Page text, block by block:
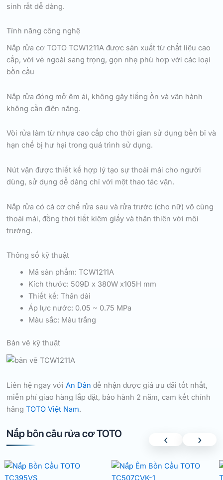
sinh rất dễ dàng.
Tính năng công nghệ
Nắp rửa cơ TOTO TCW1211A được sản xuất từ chất liệu cao
cấp, với vẻ ngoài sang trọng, gọn nhẹ phù hợp với các loại
bồn cầu
Nắp rửa đóng mở êm ái, không gây tiếng ồn và vận hành
không cần điện năng.
Vòi rửa làm từ nhựa cao cấp cho thời gian sử dụng bền bỉ và
hạn chế bị hư hại trong quá trình sử dụng.
Nút vặn được thiết kế hợp lý tạo sự thoải mái cho người
dùng, sử dụng dễ dàng chỉ với một thao tác vặn.
Nắp rửa có cả cơ chế rửa sau và rửa trước (cho nữ) vô cùng
thoải mái, đồng thời tiết kiệm giấy và thân thiện với môi
trường.
Thông số kỹ thuật
Mã sản phẩm: TCW1211A
Kích thước: 509D x 380W x105H mm
Thiết kế: Thân dài
Áp lực nước: 0.05 ~ 0.75 MPa
Màu sắc: Màu trắng
Bản vẽ kỹ thuật
Liên hệ ngay vớiAn Dân để nhận được giá ưu đãi tốt nhất,
miễn phí giao hàng lắp đặt, bảo hành 2 năm, cam kết chính
hãngTOTO Việt Nam.
Nắp bồn cầu rửa cơ TOTO ‹ ›